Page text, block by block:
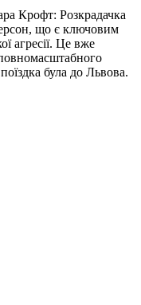
Крофт: Розкрадачка
що є ключовим
агресії. Це вже
була до Львова.